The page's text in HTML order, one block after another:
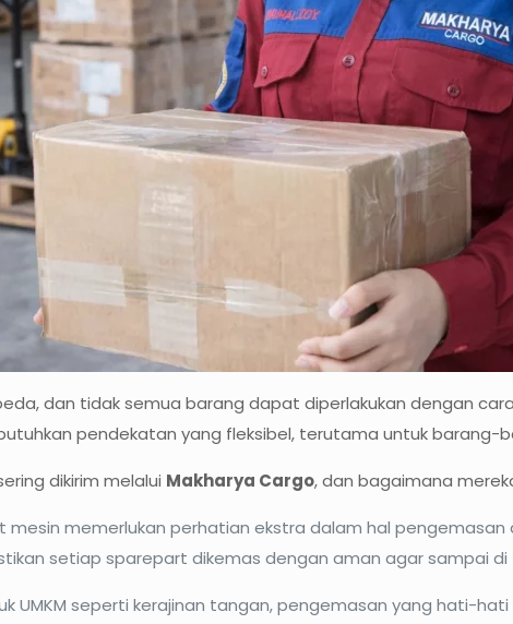
dan tidak semua barang dapat diperlakukan dengan
pendekatan yang fleksibel, terutama untuk barang-
dikirim melalui Makharya Cargo, dan bagaimana
mesin memerlukan perhatian ekstra dalam hal
setiap sparepart dikemas dengan aman agar sampai di
UMKM seperti kerajinan tangan, pengemasan yang hati-